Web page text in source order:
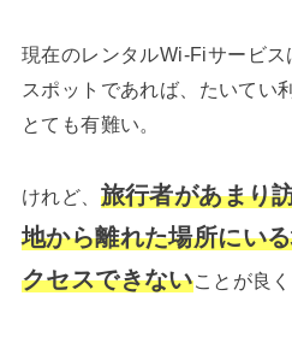
現在のレンタルWi-Fiサービ
スポットであれば、たいてい
とても有難い。
けれど、 旅行者があまり
地から離れた場所にい
クセスできないことが良く